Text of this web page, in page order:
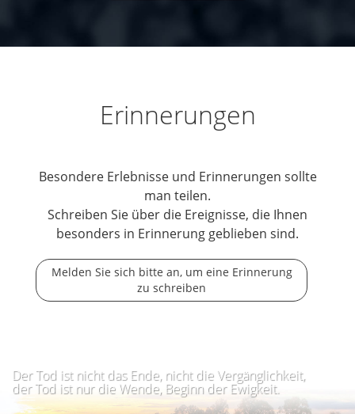
Erinnerungen
Besondere Erlebnisse und Erinnerungen sollte
man teilen.
Schreiben Sie über die Ereignisse, die Ihnen
besonders in Erinnerung geblieben sind.
Melden Sie sich bitte an, um eine Erinnerung
zu schreiben
Der Tod ist nicht das Ende, nicht die Vergänglichkeit,
der Tod ist nur die Wende, Beginn der Ewigkeit.